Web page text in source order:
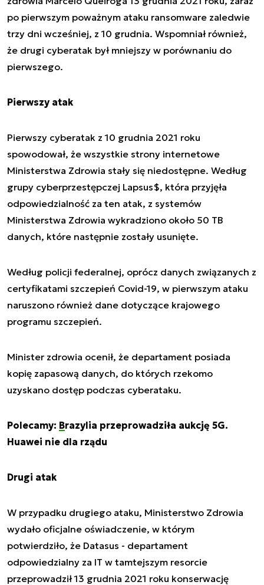
po pierwszym poważnym ataku ransomware zaledwie
trzy dni wcześniej, z 10 grudnia. Wspomniał również,
że drugi cyberatak był mniejszy w porównaniu do
pierwszego.
Pierwszy atak
Pierwszy cyberatak z 10 grudnia 2021 roku
spowodował, że wszystkie strony internetowe
Ministerstwa Zdrowia stały się niedostępne. Według
grupy cyberprzestępczej Lapsus$, która przyjęła
odpowiedzialność za ten atak, z systemów
Ministerstwa Zdrowia wykradziono około 50 TB
danych, które następnie zostały usunięte.
Według policji federalnej, oprócz danych związanych z
certyfikatami szczepień Covid-19, w pierwszym ataku
naruszono również dane dotyczące krajowego
programu szczepień.
Minister zdrowia ocenił, że departament posiada
kopię zapasową danych, do których rzekomo
uzyskano dostęp podczas cyberataku.
Polecamy: Brazylia przeprowadziła aukcję 5G.
Huawei nie dla rządu
Drugi atak
W przypadku drugiego ataku, Ministerstwo Zdrowia
wydało oficjalne oświadczenie, w którym
potwierdziło, że Datasus - departament
odpowiedzialny za IT w tamtejszym resorcie
przeprowadził 13 grudnia 2021 roku konserwację